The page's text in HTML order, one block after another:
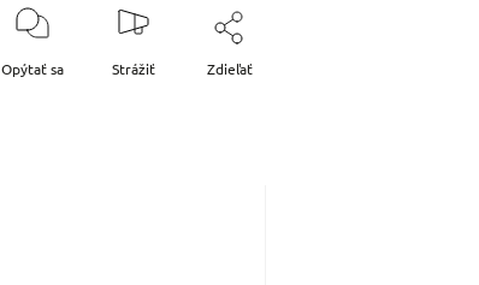
Opýtať sa Strážiť Zdieľať